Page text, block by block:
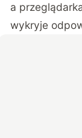
a
wykryje